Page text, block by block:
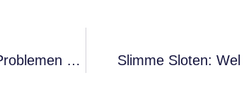
Familielening Op Papier: Zo Voorkom Je Ruzie En Problemen Met De Fiscus Slimme Sloten: